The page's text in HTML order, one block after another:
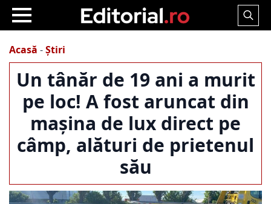
Search
Acasă -Știri
Un tânăr de 19 ani a murit
pe loc! A fost aruncat din
mașina de lux direct pe
câmp, alături de prietenul
său